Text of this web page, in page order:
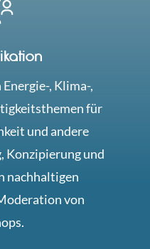
, Klima-,
für
und andere
Konzipierung und
nachhaltigen
von